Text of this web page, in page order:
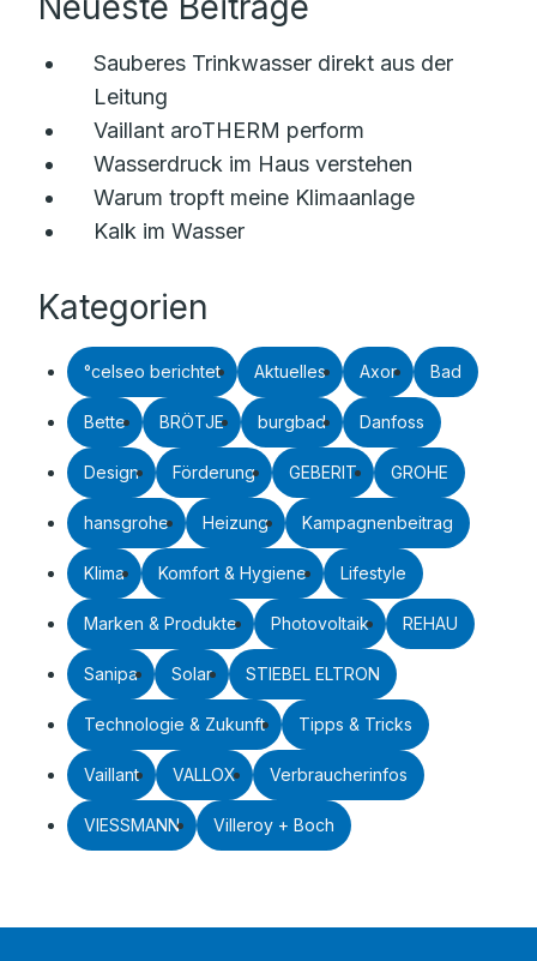
Sauberes Trinkwasser direkt aus der
Leitung
Vaillant aroTHERM perform
Wasserdruck im Haus verstehen
Warum tropft meine Klimaanlage
Kalk im Wasser
Kategorien
°celseo berichtet Aktuelles Axor Bad
Bette BRÖTJE burgbad Danfoss
Design Förderung GEBERIT GROHE
hansgrohe Heizung Kampagnenbeitrag
Klima Komfort & Hygiene Lifestyle
Marken & Produkte Photovoltaik REHAU
Sanipa Solar STIEBEL ELTRON
Technologie & Zukunft Tipps & Tricks
Vaillant VALLOX Verbraucherinfos
VIESSMANN Villeroy + Boch